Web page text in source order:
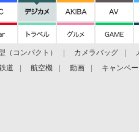
（コンパクト） カメラバッグ
道 航空機 動画 キャンペ